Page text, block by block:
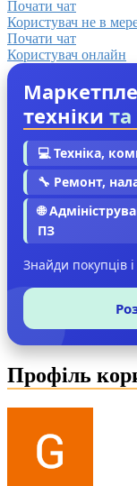
Почати чат
Користувач не в
Почати чат
Користувач онлайн
техніки та
💻 Техніка,
🔧 Ремонт,
🌐
ПЗ
Знайди покупців
Профіль